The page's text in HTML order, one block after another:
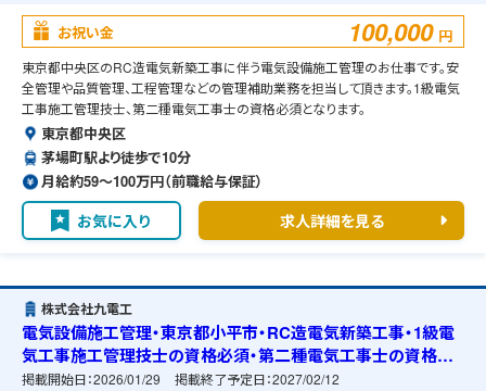
お祝い金 100,000 円
東京都中央区のRC造電気新築工事に伴う電気設備施工管理のお仕事です。安
全管理や品質管理、工程管理などの管理補助業務を担当して頂きます。1級電気
工事施工管理技士、第二種電気工事士の資格必須となります。
東京都中央区
茅場町駅より徒歩で10分
月給約59〜100万円（前職給与保証）
お気に入り 求人詳細を見る
株式会社九電工
電気設備施工管理・東京都小平市・RC造電気新築工事・1級電
気工事施工管理技士の資格必須・第二種電気工事士の資格必
須・宿舎の準備可能
掲載開始日：2026/01/29 掲載終了予定日：2027/02/12